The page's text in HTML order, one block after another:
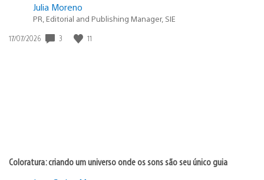
Julia Moreno
PR, Editorial and Publishing Manager, SIE
Data
17/07/2026 3 11
Coloratura: criando um universo onde os sons são seu único guia